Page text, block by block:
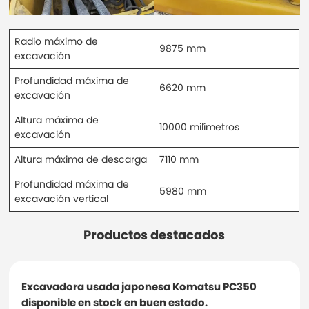
Radio máximo de
excavación
9875 mm
Profundidad máxima de
excavación
6620 mm
Altura máxima de
excavación
10000 milímetros
Altura máxima de descarga
7110 mm
Profundidad máxima de
excavación vertical
5980 mm
Productos destacados
Excavadora usada japonesa Komatsu PC350
disponible en stock en buen estado.